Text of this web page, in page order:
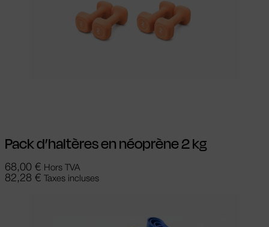
Pack d’haltères en néoprène 2 kg
68,00 € Hors TVA
82,28 € Taxes incluses